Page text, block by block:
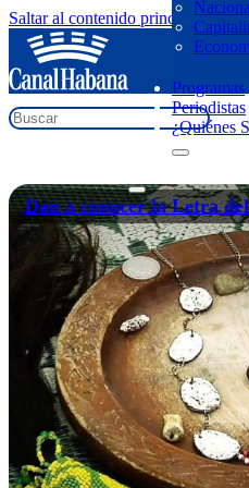
Saltar al contenido principal Saltar
Programas
Periodistas
¿Quiénes
regresar
Letra del Año
Dan a conocer la Letra